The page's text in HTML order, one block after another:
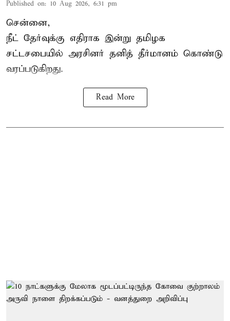
Published on: 10 Aug 2026, 6:31 pm
சென்னை,
நீட் தேர்வுக்கு எதிராக இன்று தமிழக
சட்டசபையில் அரசினர் தனித் தீர்மானம் கொண்டு
வரப்படுகிறது.
Read More